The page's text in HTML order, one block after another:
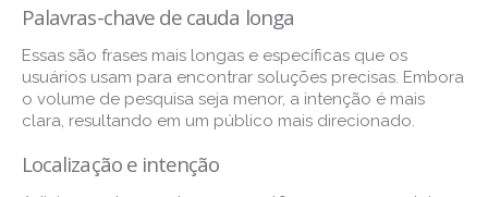
Palavras-chave de cauda longa
Essas são frases mais longas e específicas que os
usuários usam para encontrar soluções precisas. Embora
o volume de pesquisa seja menor, a intenção é mais
clara, resultando em um público mais direcionado.
Localização e intenção